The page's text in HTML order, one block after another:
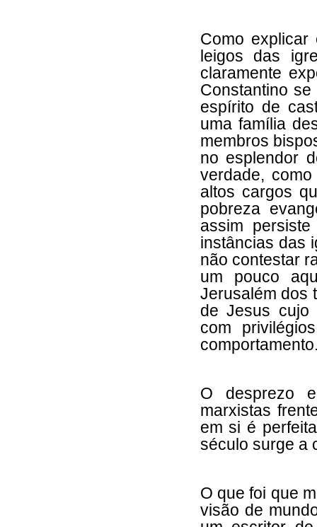
Como explicar
leigos das
claramente
Constantino
espírito de
uma família
membros
no esplendor
verdade,
altos cargos
pobreza
assim
instâncias das
não contestar
um pouco
Jerusalém dos
de Jesus cujo
com
O desprezo
marxistas
em si é
século surge a
O que foi que
visão de